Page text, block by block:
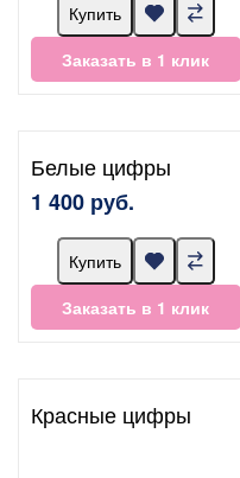
Купить
Заказать в 1 клик
Белые цифры
1 400 руб.
Купить
Заказать в 1 клик
Красные цифры